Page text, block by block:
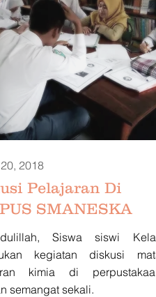
2018
Pelajaran Di
SMANESKA
Siswa siswi
kegiatan diskusi
kimia di
semangat